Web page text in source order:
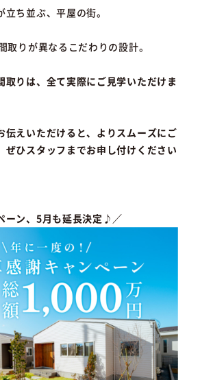
ち並ぶ、平屋の街。
取りが異なるこだわりの設計。
取りは、全て実際にご見学いただけま
伝えいただけると、よりスムーズにご
ぜひスタッフまでお申し付けください
ーン、5月も延長決定♪／